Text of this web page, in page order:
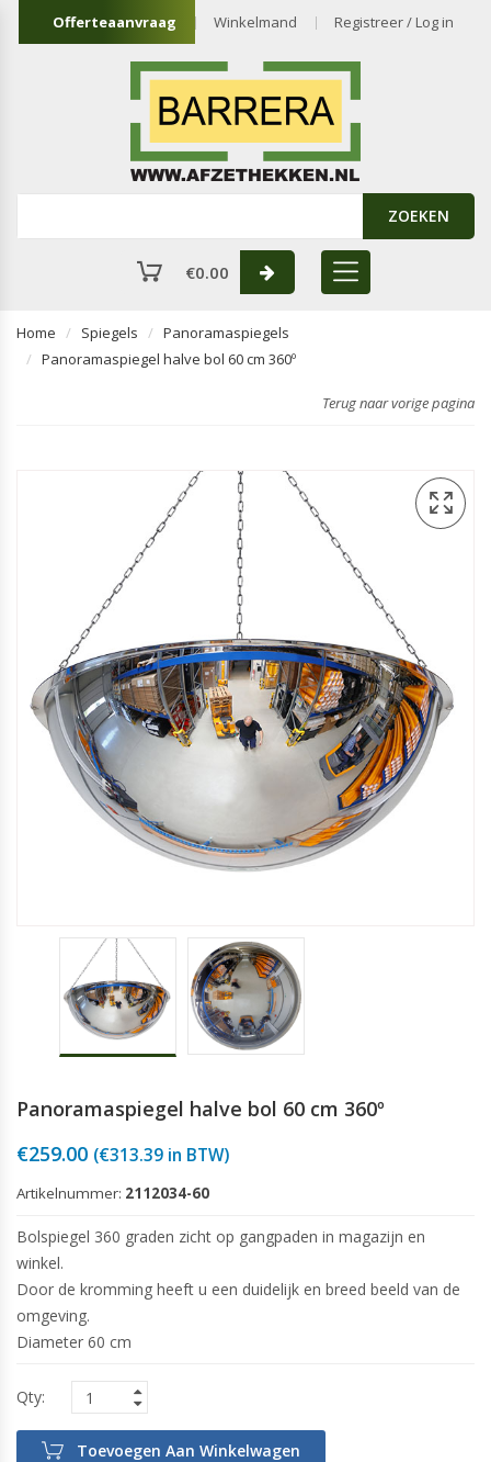
Offerteaanvraag Winkelmand Registreer / Log in
ZOEKEN
€0.00
Home Spiegels
Panoramaspiegels
Panoramaspiegel halve bol 60 cm 360º
Terug naar vorige pagina
Panoramaspiegel halve bol 60 cm 360º
€259.00 (€313.39 in BTW)
Artikelnummer: 2112034-60
Bolspiegel 360 graden zicht op gangpaden in magazijn en
winkel.
Door de kromming heeft u een duidelijk en breed beeld van de
omgeving.
Diameter 60 cm
Toevoegen Aan Winkelwagen